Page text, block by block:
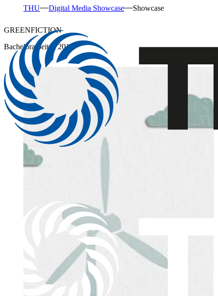
THU Digital Media Showcase Showcase
GREENFICTION
Bachelorarbeiten 2014